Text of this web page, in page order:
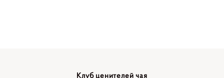
Клуб ценителей чая